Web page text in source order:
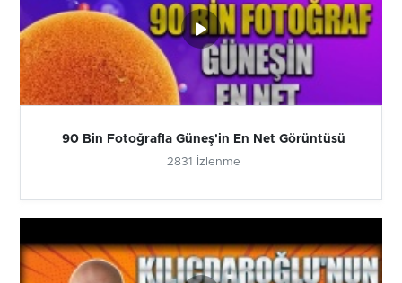
90 Bin Fotoğrafla Güneş'in En Net Görüntüsü
2831 İzlenme